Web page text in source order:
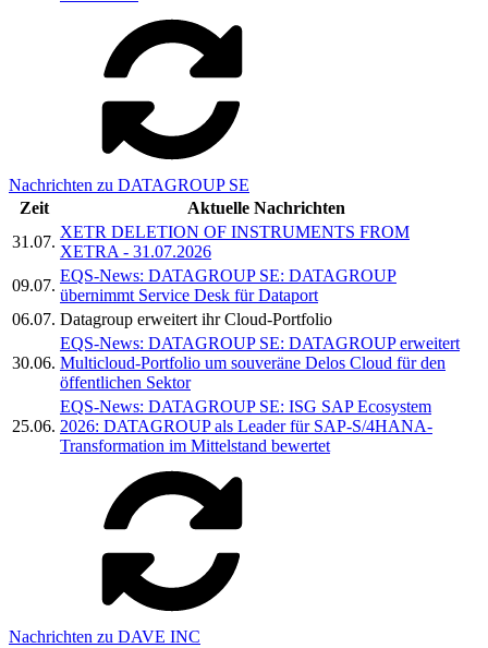
Nachrichten zu DATAGROUP SE
Zeit
Aktuelle Nachrichten
31.07.
XETR DELETION OF INSTRUMENTS FROM
XETRA - 31.07.2026
09.07.
EQS-News: DATAGROUP SE: DATAGROUP
übernimmt Service Desk für Dataport
06.07. Datagroup erweitert ihr Cloud-Portfolio
30.06.
EQS-News: DATAGROUP SE: DATAGROUP erweitert
Multicloud-Portfolio um souveräne Delos Cloud für den
öffentlichen Sektor
25.06.
EQS-News: DATAGROUP SE: ISG SAP Ecosystem
2026: DATAGROUP als Leader für SAP-S/4HANA-
Transformation im Mittelstand bewertet
Nachrichten zu DAVE INC